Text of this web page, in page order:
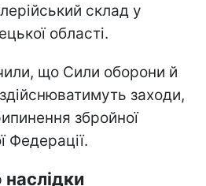
склад у
області.
що Сили оборони й
заходи,
збройної
Федерації.